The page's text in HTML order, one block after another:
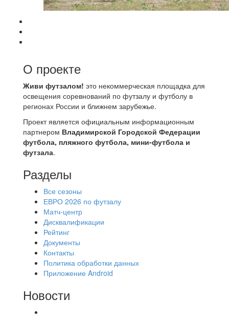
О проекте
Живи футзалом! это некоммерческая площадка для
освещения соревнований по футзалу и футболу в
регионах России и ближнем зарубежье.
Проект является официальным информационным
партнером Владимирской Городской Федерации
футбола, пляжного футбола, мини-футбола и
футзала.
Разделы
Все сезоны
ЕВРО 2026 по футзалу
Матч-центр
Дисквалификации
Рейтинг
Документы
Контакты
Политика обработки данных
Приложение Android
Новости